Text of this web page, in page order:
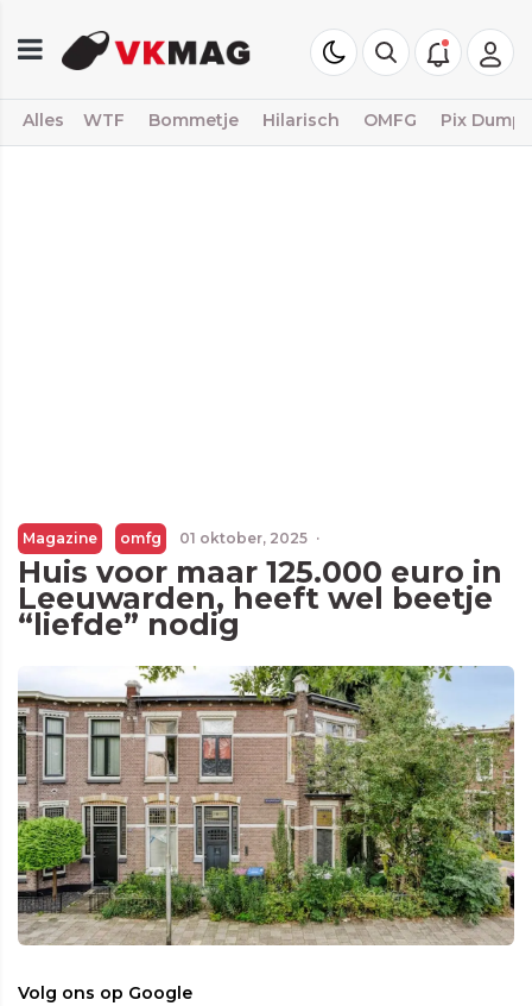
Alles WTF Bommetje Hilarisch OMFG Pix Dump
Magazine omfg 01 oktober, 2025 ·
Huis voor maar 125.000 euro in
Leeuwarden, heeft wel beetje
“liefde” nodig
Volg ons op Google